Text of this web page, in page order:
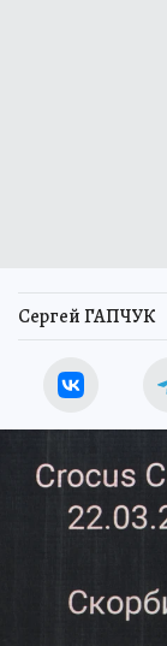
Сергей ГАПЧУК